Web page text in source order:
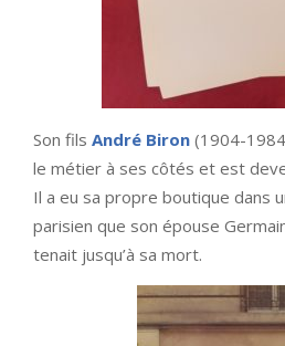
Son fils André Biron (1904-
le métier à ses côtés et est
Il a eu sa propre boutique dans
parisien que son épouse
tenait jusqu’à sa mort.